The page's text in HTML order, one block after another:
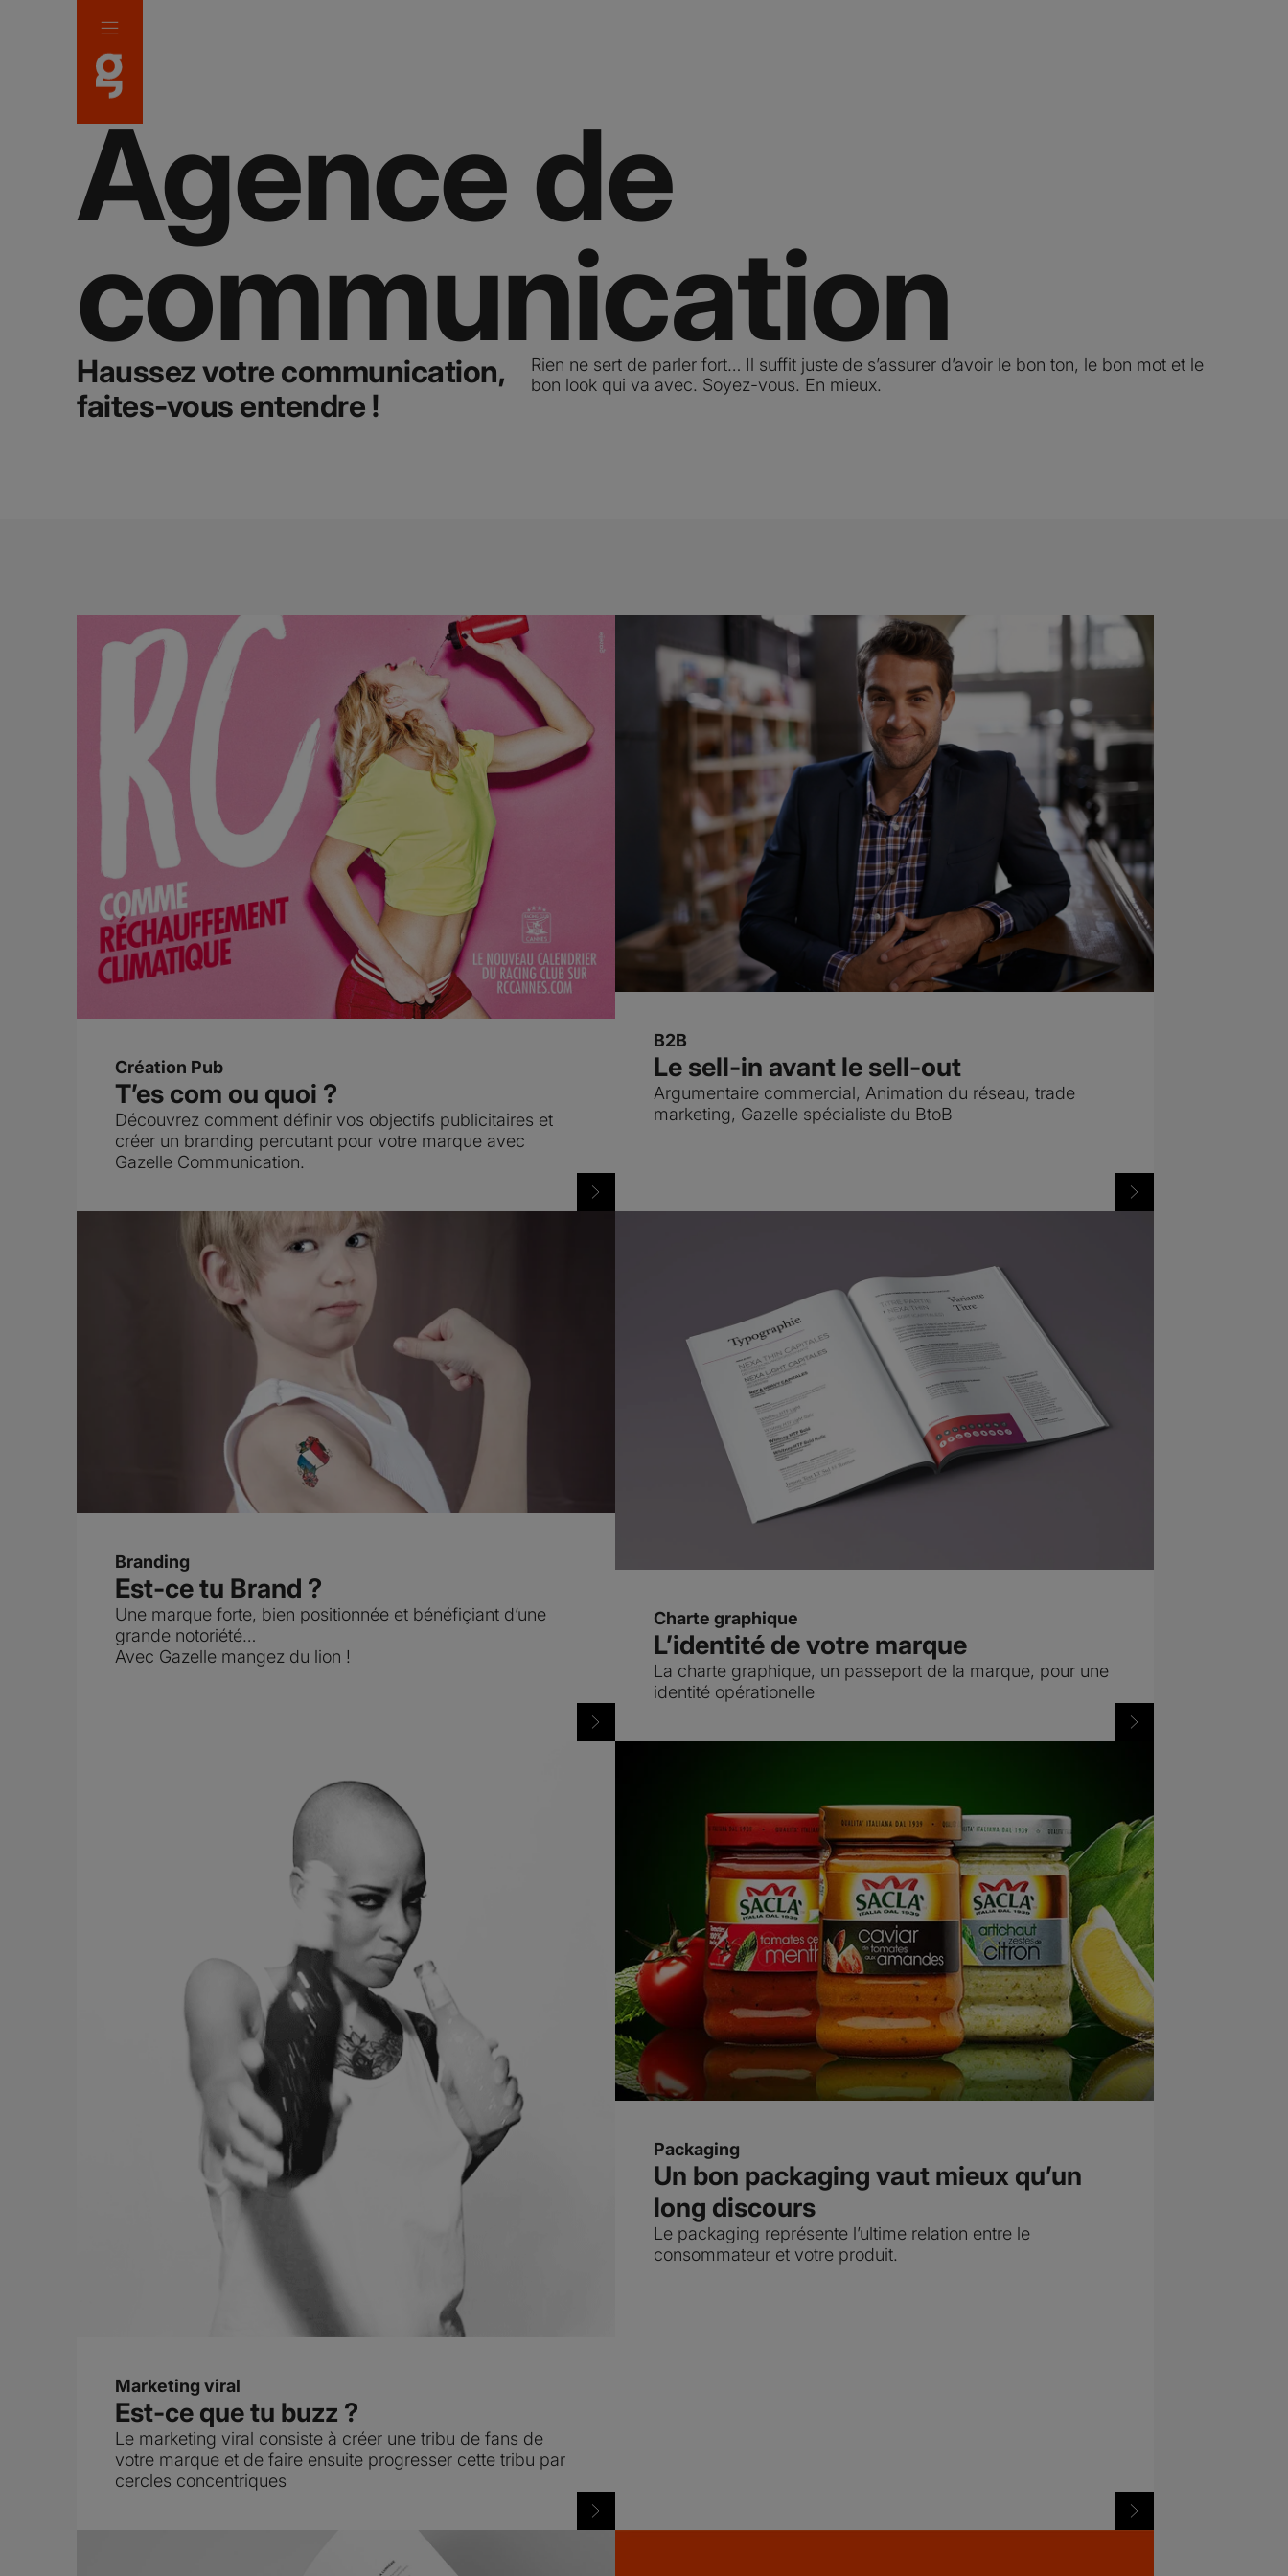
Agence de
communication
Haussez votre communication,
faites-vous entendre !
Rien ne sert de parler fort… Il suffit juste de s’assurer d’avoir le bon ton, le bon mot et le
bon look qui va avec. Soyez-vous. En mieux.
Création Pub
T’es com ou quoi ?
Découvrez comment définir vos objectifs publicitaires et
créer un branding percutant pour votre marque avec
Gazelle Communication.
B2B
Le sell-in avant le sell-out
Argumentaire commercial, Animation du réseau, trade
marketing, Gazelle spécialiste du BtoB
Branding
Est-ce tu Brand ?
Une marque forte, bien positionnée et bénéfiçiant d’une
grande notoriété…
Avec Gazelle mangez du lion !
Charte graphique
L’identité de votre marque
La charte graphique, un passeport de la marque, pour une
identité opérationelle
Marketing viral
Est-ce que tu buzz ?
Le marketing viral consiste à créer une tribu de fans de
votre marque et de faire ensuite progresser cette tribu par
cercles concentriques
Packaging
Un bon packaging vaut mieux qu’un
long discours
Le packaging représente l’ultime relation entre le
consommateur et votre produit.